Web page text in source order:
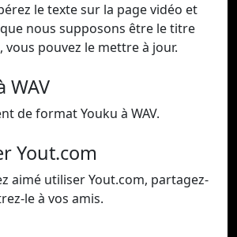
le texte sur la page vidéo et
nous supposons être le titre
vous pouvez le mettre à jour.
WAV
de format Youku à WAV.
Yout.com
aimé utiliser Yout.com, partagez-
le à vos amis.